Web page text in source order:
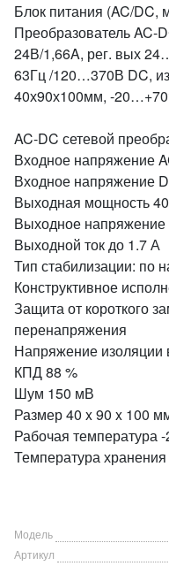
Блок питания (AC/DC,
Преобразователь AC-
24В/1,66A, рег. вых
63Гц /120…370В DC,
40х90х100мм, -
AC-DC сетевой
Входное напряжение
Входное напряжение
Выходная мощность
Выходное напряжение
Выходной ток до 1.7 А
Тип стабилизации: по
Конструктивное
Защита от короткого
перенапряжения
Напряжение изоляции
КПД 88 %
Шум 150 мВ
Размер 40 x 90 x 100
Рабочая температура -
Температура хранения
Модель
Артикул